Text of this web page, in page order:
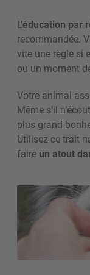
L’éducation par
recommandée.
vite une règle si
ou un moment
Votre animal
Même s’il
plus grand
Utilisez ce trait
faire un atout